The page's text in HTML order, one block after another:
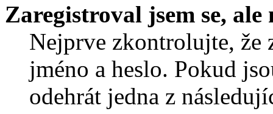
Zaregistroval jsem se,
Nejprve zkontrolujte, že
jméno a heslo. Pokud
odehrát jedna z